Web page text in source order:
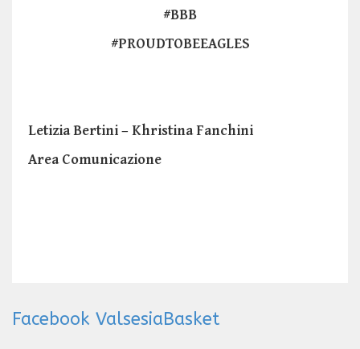
#BBB
#PROUDTOBEEAGLES
Letizia Bertini – Khristina Fanchini
Area Comunicazione
Facebook ValsesiaBasket